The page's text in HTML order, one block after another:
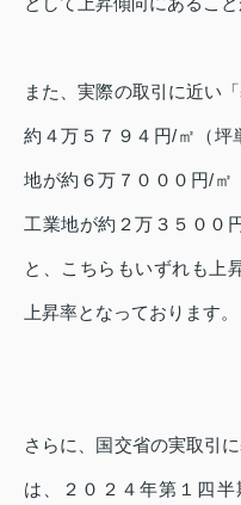
また、実際の取引に近い
約４万５７９４円/㎡（坪
地が約６万７０００円/㎡
工業地が約２万３５００
と、こちらもいずれも上
上昇率となっております。
さらに、国交省の実取引
は、２０２４年第１四